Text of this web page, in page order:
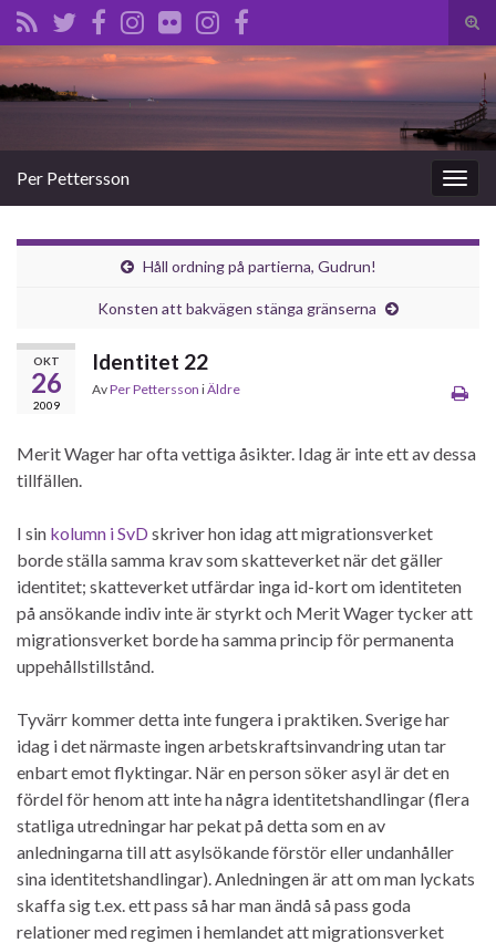
Slå
på/
Search for:
Slå
på/av
Per Pettersson
Håll ordning på partierna, Gudrun!
Konsten att bakvägen stänga gränserna
OKT
26
2009
Identitet 22
AvPer Pettersson iÄldre
Merit Wager har ofta vettiga åsikter. Idag är inte ett av dessa
tillfällen.
I sin kolumn i SvD skriver hon idag att migrationsverket
borde ställa samma krav som skatteverket när det gäller
identitet; skatteverket utfärdar inga id-kort om identiteten
på ansökande indiv inte är styrkt och Merit Wager tycker att
migrationsverket borde ha samma princip för permanenta
uppehållstillstånd.
Tyvärr kommer detta inte fungera i praktiken. Sverige har
idag i det närmaste ingen arbetskraftsinvandring utan tar
enbart emot flyktingar. När en person söker asyl är det en
fördel för henom att inte ha några identitetshandlingar (flera
statliga utredningar har pekat på detta som en av
anledningarna till att asylsökande förstör eller undanhåller
sina identitetshandlingar). Anledningen är att om man lyckats
skaffa sig t.ex. ett pass så har man ändå så pass goda
relationer med regimen i hemlandet att migrationsverket